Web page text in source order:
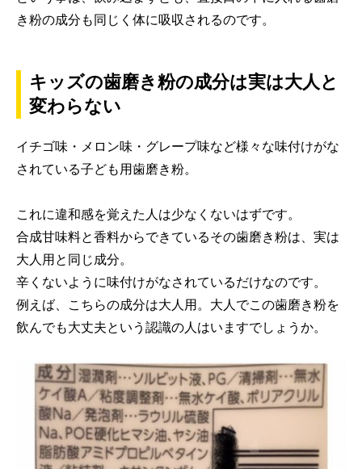
き粉の成分も同じく体に吸収されるのです。
キッズの歯磨き粉の成分は実は大人と
変わらない
イチゴ味・メロン味・グレープ味など様々な味付けがな
されている子ども用歯磨き粉。
これに違和感を覚えた人は少なくないはずです。
合成甘味料と香料からできているその歯磨き粉は、実は
大人用と同じ成分。
辛くないように味付けがなされているだけなのです。
例えば、こちらの成分は大人用。大人でこの歯磨き粉を
飲んでも大丈夫という認識の人はいますでしょうか。